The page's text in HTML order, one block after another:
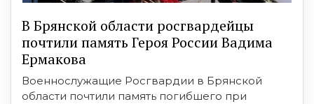
В Брянской области росгвардейцы
почтили память Героя России Вадима
Ермакова
Военнослужащие Росгвардии в Брянской
области почтили память погибшего при